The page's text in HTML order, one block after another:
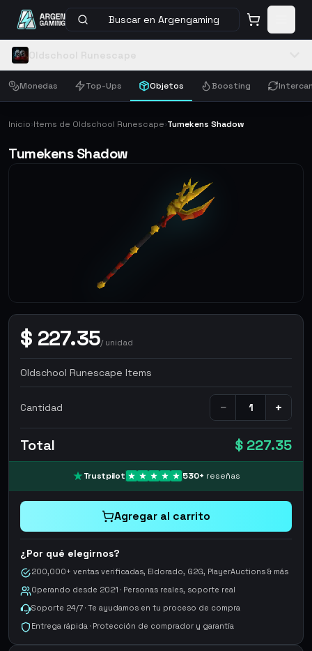
Buscar en Argengaming
Monedas Top-Ups Objetos Boosting
Inicio›Items de Oldschool Runescape›Tumekens Shadow
Tumekens Shadow
$ 227.35/unidad
Oldschool Runescape Items
Cantidad − +
Total $ 227.35
Trustpilot 530+ reseñas
Agregar al carrito
¿Por qué elegirnos?
200,000+ ventas verificadas, Eldorado, G2G, PlayerAuctions & más
Operando desde 2021 · Personas reales, soporte real
Soporte 24/7 · Te ayudamos en tu proceso de compra
Entrega rápida · Protección de comprador y garantía